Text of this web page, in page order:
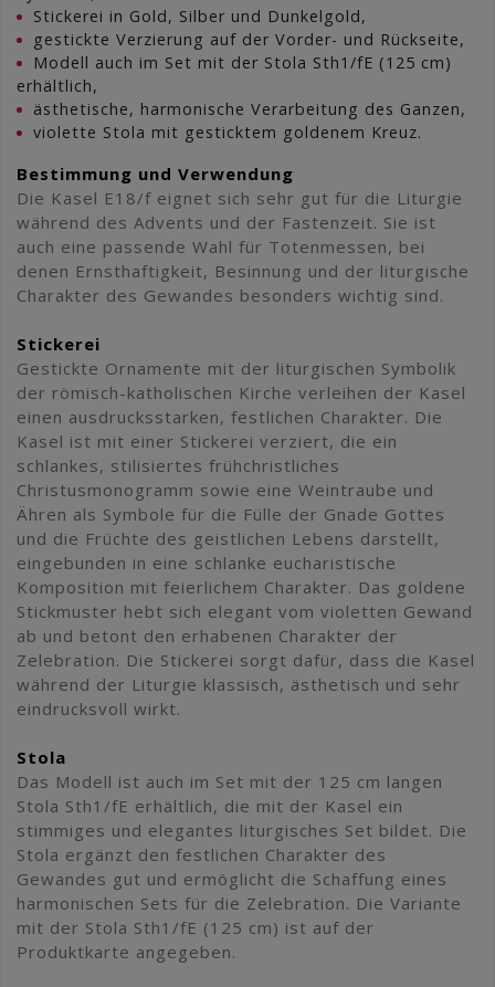
Stickerei in Gold, Silber und Dunkelgold,
gestickte Verzierung auf der Vorder- und Rückseite,
Modell auch im Set mit der Stola Sth1/fE (125 cm)
erhältlich,
ästhetische, harmonische Verarbeitung des Ganzen,
violette Stola mit gesticktem goldenem Kreuz.
Bestimmung und Verwendung
Die Kasel E18/f eignet sich sehr gut für die Liturgie
während des Advents und der Fastenzeit. Sie ist
auch eine passende Wahl für Totenmessen, bei
denen Ernsthaftigkeit, Besinnung und der liturgische
Charakter des Gewandes besonders wichtig sind.
Stickerei
Gestickte Ornamente mit der liturgischen Symbolik
der römisch-katholischen Kirche verleihen der Kasel
einen ausdrucksstarken, festlichen Charakter. Die
Kasel ist mit einer Stickerei verziert, die ein
schlankes, stilisiertes frühchristliches
Christusmonogramm sowie eine Weintraube und
Ähren als Symbole für die Fülle der Gnade Gottes
und die Früchte des geistlichen Lebens darstellt,
eingebunden in eine schlanke eucharistische
Komposition mit feierlichem Charakter. Das goldene
Stickmuster hebt sich elegant vom violetten Gewand
ab und betont den erhabenen Charakter der
Zelebration. Die Stickerei sorgt dafür, dass die Kasel
während der Liturgie klassisch, ästhetisch und sehr
eindrucksvoll wirkt.
Stola
Das Modell ist auch im Set mit der 125 cm langen
Stola Sth1/fE erhältlich, die mit der Kasel ein
stimmiges und elegantes liturgisches Set bildet. Die
Stola ergänzt den festlichen Charakter des
Gewandes gut und ermöglicht die Schaffung eines
harmonischen Sets für die Zelebration. Die Variante
mit der Stola Sth1/fE (125 cm) ist auf der
Produktkarte angegeben.